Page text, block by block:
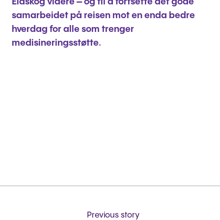
samarbeidet på reisen mot en enda bedre
hverdag for alle som trenger
medisineringsstøtte.
Previous story